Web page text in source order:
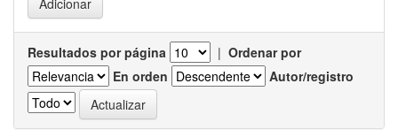
Resultados por página | Ordenar por
En orden
Autor/registro